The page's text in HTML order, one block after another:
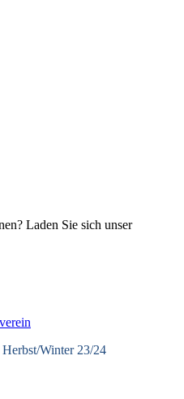
Laden Sie sich unser
Herbst/Winter 23/24